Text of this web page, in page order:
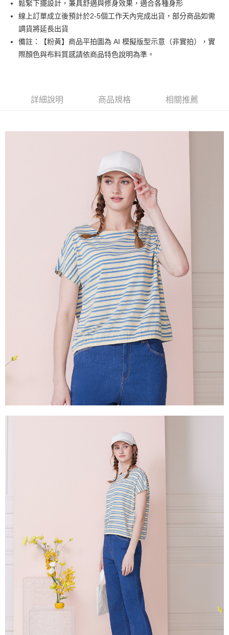
匯豐（台灣）商業銀行
華泰商業銀行
聯邦商業銀行
遠東國際商業銀行
元大商業銀行
玉山商業銀行
星展（台灣）商業銀行
台新國際商業銀行
中國信託商業銀行
國泰世華商業銀行
兆豐國際商業銀行
臺灣中小企業銀行
台中商業銀行
匯豐（台灣）商業銀行
聯邦商業銀行
遠東國際商業銀行
元大商業銀行
永豐商業銀行
玉山商業銀行
星展（台灣）商業銀行
上海商業儲蓄銀行
台北富邦商業銀行
國泰世華商業銀行
兆豐國際商業銀行
臺灣中小企業銀行
匯豐（台灣）商業銀行
華泰商業銀行
聯邦商業銀行
遠東國際商業銀行
台灣樂天信用卡公司
LINE Pay
Apple Pay
街口支付
全盈+PAY
AFTEE先享後付是「在收到商品之後才付款」的支付方式。 讓您購物簡單
１．簡單：不需註冊會員、不需綁卡、不需儲值。
２．便利：只要手機號碼，簡訊認證，即可結帳。
３．安心：先確認商品／服務後，再付款。
【「AFTEE先享後付」結帳流程】
１．於結帳方式選擇「AFTEE先享後付」後，將跳轉至「AFTEE先享後付」
結帳頁面，進行簡訊認證並確認金額後，即可完成結帳。
２．訂單成立數日內，您將收到繳費通知簡訊。
３．收到繳費通知簡訊後14天內，點擊此簡訊中的連結，可透過四大超商／
ATM／網路銀行／等多元方式進行付款，方視為交易完成。
※ 請注意：結帳手續完成當下不需立刻繳費，但若您需要取消訂單，請聯絡
購買商品的店家。未經商家同意取消之訂單仍視為有效，需透過AFTEE先享
後付繳納相關費用。
※ 交易是否成功請以「AFTEE先享後付 」之結帳頁面顯示為準，若有關於
是否繳費成功／繳費後需取消欲退款等相關疑問，請聯繫「AFTEE先享後付
https://netprotections.freshdesk.com/support/home
１．透過由恩沛科技股份有限公司提供之「AFTEE先享後付」服務完成之交
易，需依本服務之必要範圍內提供個人資料，並將交易相關給付款項請求債
權轉讓予恩沛科技股份有限公司。
２．關於個人資料處理事宜，請瀏覽以下網址：
https://aftee.tw/terms/#terms3
３．未成年的使用者請事先徵得法定代理人或監護人之同意方可使用
「AFTEE先享後付」，若未經同意申辦者引起之損失，本公司不負相關責
任。
４．使用「AFTEE先享後付」時，將依據個別帳號之用戶狀況，依本公司即
５．嚴禁一人註冊多個帳號或使用他人資訊註冊。若發現惡意使用之情形，
恩沛科技股份有限公司將有權停止該用戶之使用額度並採取法律行動。
每筆NT$100，滿NT$2,000(含以上)免運費
付款後全家超商取貨
每筆NT$100，滿NT$2,000(含以上)免運費
7-11超商取貨付款
每筆NT$100，滿NT$2,000(含以上)免運費
付款後7-11超商取貨
每筆NT$100，滿NT$2,000(含以上)免運費
每筆NT$100，滿NT$2,000(含以上)免運費
鬆緊下擺設計，兼具舒適與修身效果，適合各種身形
線上訂單成立後預計於2-5個工作天內完成出貨，部分商品如需
調貨將延長出貨
備註：【粉黃】商品平拍圖為 AI 模擬版型示意（非實拍），實
際顏色與布料質感請依商品特色說明為準。
詳細說明 商品規格 相關推薦